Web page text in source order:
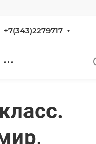
+7(343)2279717